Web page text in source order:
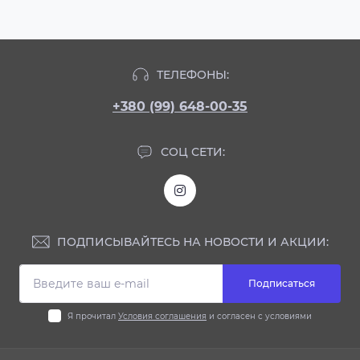
ТЕЛЕФОНЫ:
+380 (99) 648-00-35
СОЦ СЕТИ:
ПОДПИСЫВАЙТЕСЬ НА НОВОСТИ И АКЦИИ:
Подписаться
Я прочитал Условия соглашения и согласен с условиями